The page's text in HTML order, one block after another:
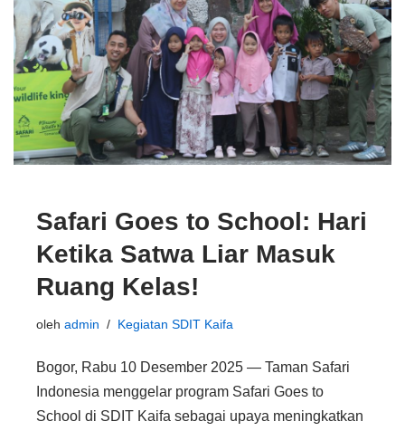
Safari Goes to School: Hari
Ketika Satwa Liar Masuk
Ruang Kelas!
oleh admin Kegiatan SDIT Kaifa
Bogor, Rabu 10 Desember 2025 — Taman Safari
Indonesia menggelar program Safari Goes to
School di SDIT Kaifa sebagai upaya meningkatkan